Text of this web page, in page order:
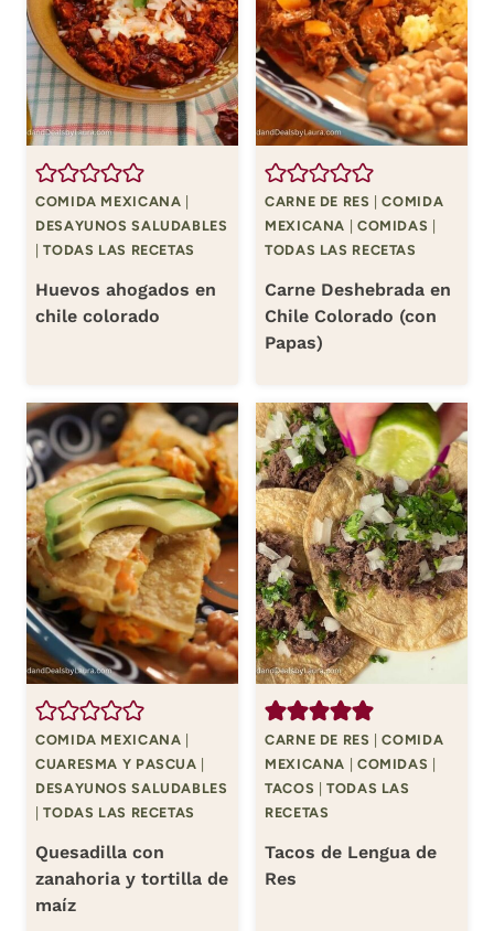
COMIDA MEXICANA
DESAYUNOS SALUDABLES
|TODAS LAS RECETAS
Huevos ahogados en
chile colorado
CARNE DE RES |COMIDA
MEXICANA
COMIDAS
TODAS LAS RECETAS
Carne Deshebrada en
Chile Colorado (con
Papas)
COMIDA MEXICANA
CUARESMA Y PASCUA
DESAYUNOS SALUDABLES
|TODAS LAS RECETAS
Quesadilla con
zanahoria y tortilla de
maíz
CARNE DE RES |COMIDA
MEXICANA
COMIDAS
TACOS |TODAS LAS
RECETAS
Tacos de Lengua de
Res